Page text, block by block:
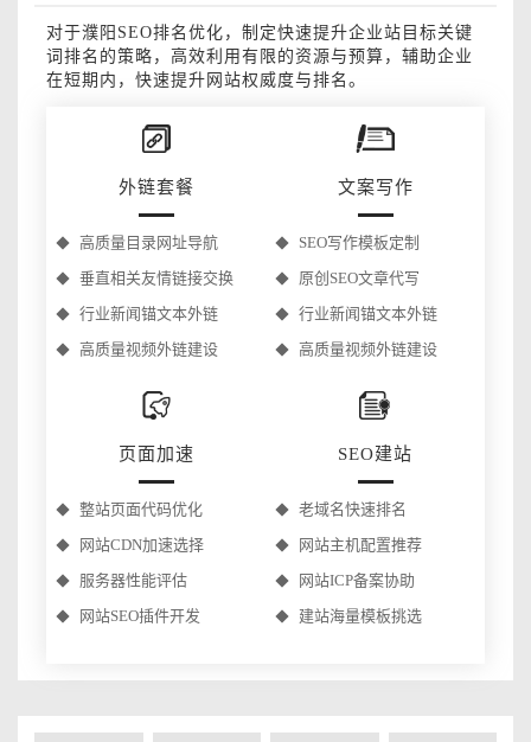
对于濮阳SEO排名优化，制定快速提升企业站目标关键
词排名的策略，高效利用有限的资源与预算，辅助企业
在短期内，快速提升网站权威度与排名。
外链套餐
高质量目录网址导航
垂直相关友情链接交换
行业新闻锚文本外链
高质量视频外链建设
文案写作
SEO写作模板定制
原创SEO文章代写
行业新闻锚文本外链
高质量视频外链建设
页面加速
整站页面代码优化
网站CDN加速选择
服务器性能评估
网站SEO插件开发
SEO建站
老域名快速排名
网站主机配置推荐
网站ICP备案协助
建站海量模板挑选